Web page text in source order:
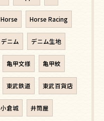
Horse Horse Racing
デニム デニム生地
亀甲文様 亀甲紋
東武鉄道 東武百貨店
小倉城 井筒屋